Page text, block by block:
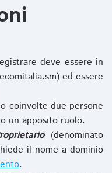
deve essere in
ed essere
coinvolte due persone
un apposito ruolo.
(denominato
il nome a dominio
.